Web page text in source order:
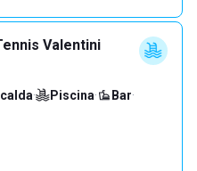
Valentini
· Piscina· Bar·